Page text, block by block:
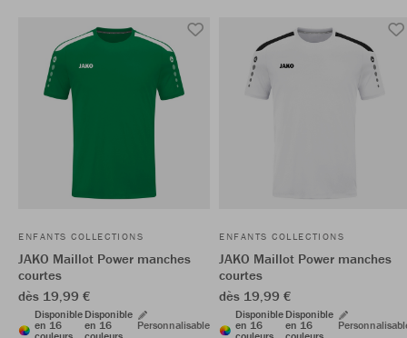
ENFANTS COLLECTIONS
JAKO Maillot Power manches
courtes
dès 19,99 €
Disponible
en 16
Disponible
en 16
Personnalisable
ENFANTS COLLECTIONS
JAKO Maillot Power manches
courtes
dès 19,99 €
Disponible
en 16
Disponible
en 16